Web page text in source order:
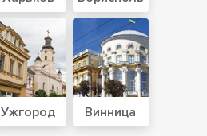
Ужгород Винница